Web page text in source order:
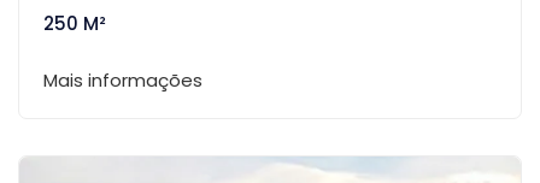
250 M²
Mais informações